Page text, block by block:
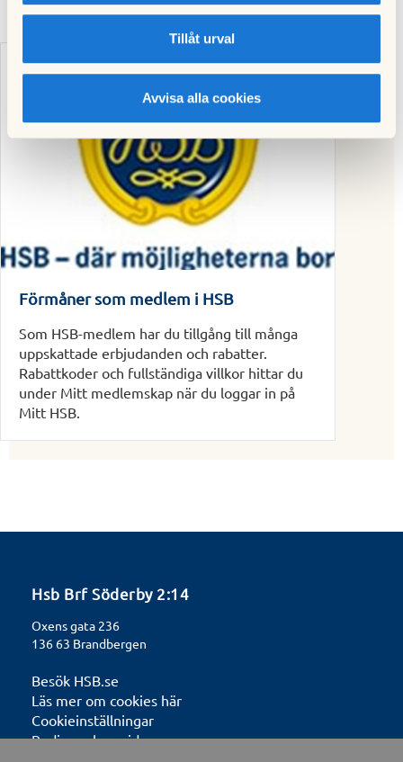
Tillåt urval
Avvisa alla cookies
Förmåner som medlem i HSB
Som HSB-medlem har du tillgång till många
uppskattade erbjudanden och rabatter.
Rabattkoder och fullständiga villkor hittar du
under Mitt medlemskap när du loggar in på
Mitt HSB.
Hsb Brf Söderby 2:14
Oxens gata 236
136 63 Brandbergen
Besök HSB.se
Läs mer om cookies här
Cookieinställningar
Redigera hemsida